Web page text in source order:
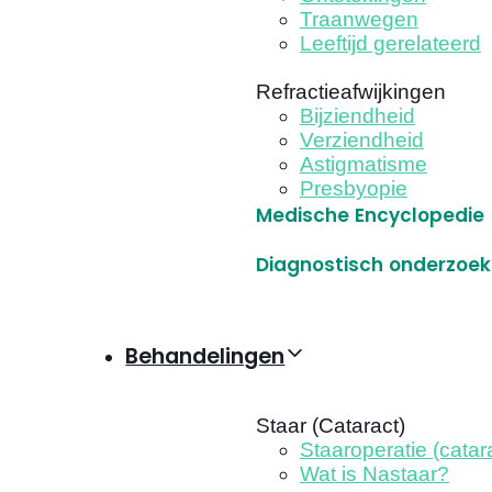
Traanwegen
Leeftijd gerelateerd
Refractieafwijkingen
Bijziendheid
Verziendheid
Astigmatisme
Presbyopie
Medische Encyclopedie
Diagnostisch onderzoek
Behandelingen
Staar (Cataract)
Staaroperatie
Wat is Nastaar?